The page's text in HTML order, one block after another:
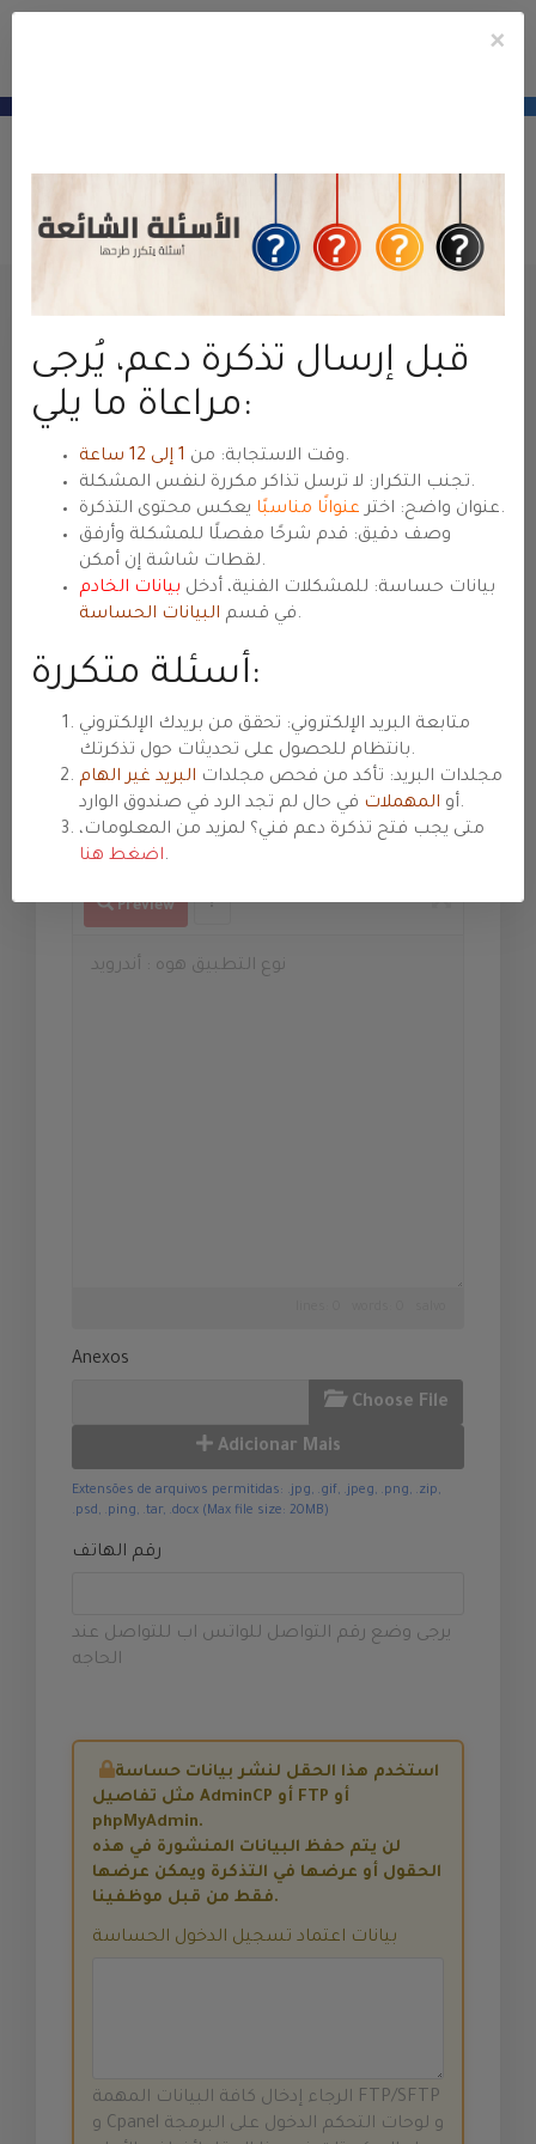
Abrir Ticket
Suporte Área do Cliente
Nome
Endereço de email
Assunto
Prioridade
Mensagem
Preview
Anexos
Choose File
Adicionar Mais
Extensões de arquivos permitidas: .jpg, .gif, .jpeg, .png, .zip,
.psd, .ping, .tar, .docx (Max file size: 20MB)
رقم الهاتف
يرجى وضع رقم التواصل للواتس اب للتواصل عند
الحاجه
استخدم هذا الحقل لنشر بيانات حساسة
مثل تفاصيل AdminCP أو FTP أو
phpMyAdmin.
لن يتم حفظ البيانات المنشورة في هذه
الحقول أو عرضها في التذكرة ويمكن عرضها
فقط من قبل موظفينا.
بيانات اعتماد تسجيل الدخول الحساسة
الرجاء إدخال كافة البيانات المهمة FTP/SFTP
و Cpanel و لوحات التحكم الدخول على البرمجة
×
قبل إرسال تذكرة دعم، يُرجى
مراعاة ما يلي:
وقت الاستجابة: من 1 إلى 12 ساعة
.
تجنب التكرار: لا ترسل تذاكر مكررة لنفس المشكلة.
عنوان واضح: اختر عنوانًا مناسبًا
يعكس محتوى التذكرة.
وصف دقيق: قدم شرحًا مفصلًا للمشكلة وأرفق
لقطات شاشة إن أمكن.
بيانات حساسة: للمشكلات الفنية، أدخل بيانات الخادم
في قسم البيانات الحساسة .
أسئلة متكررة:
متابعة البريد الإلكتروني: تحقق من بريدك الإلكتروني
بانتظام للحصول على تحديثات حول تذكرتك.
مجلدات البريد: تأكد من فحص مجلدات البريد غير الهام
أو المهملات
في حال لم تجد الرد في صندوق الوارد.
متى يجب فتح تذكرة دعم فني؟ لمزيد من المعلومات،
اضغط هنا.